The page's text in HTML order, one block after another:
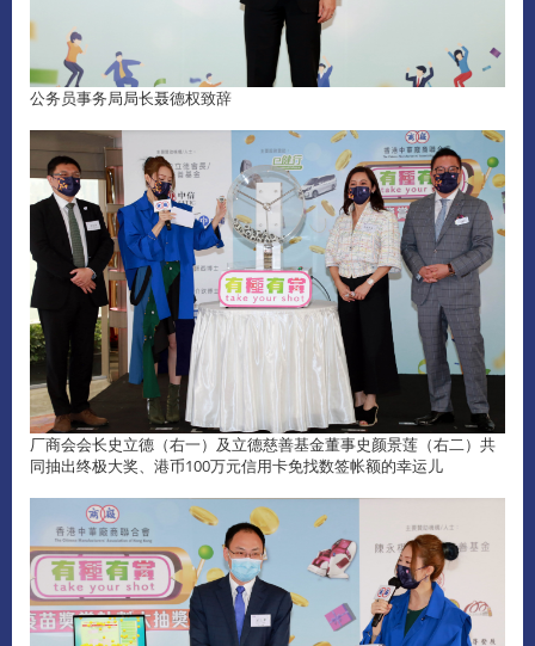
公务员事务局局长聂德权致辞
厂商会会长史立德（右一）及立德慈善基金董事史颜景莲（右二）共
同抽出终极大奖、港币100万元信用卡免找数签帐额的幸运儿